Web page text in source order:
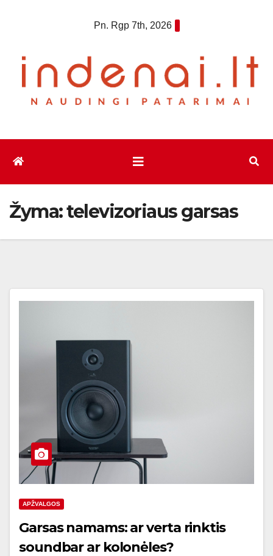
Pn. Rgp 7th, 2026
Žyma:televizoriaus garsas
APŽVALGOS
Garsas namams: ar verta rinktis
soundbar ar kolonėles?